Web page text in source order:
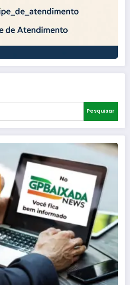
Pesquisar